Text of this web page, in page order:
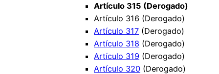
Artículo 315 (Derogado)
Artículo 316 (Derogado)
Artículo 317 (Derogado)
Artículo 318 (Derogado)
Artículo 319 (Derogado)
Artículo 320 (Derogado)